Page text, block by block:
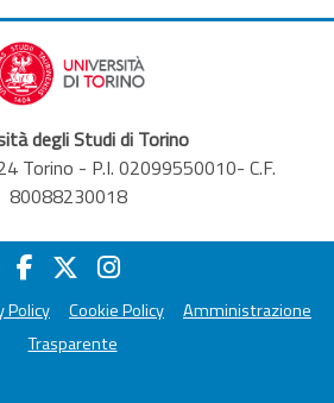
degli Studi di Torino
Torino - P.I. 02099550010- C.F.
80088230018
Policy Cookie Policy
Amministrazione
Trasparente